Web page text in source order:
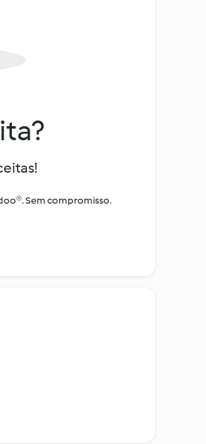
Sem compromisso.